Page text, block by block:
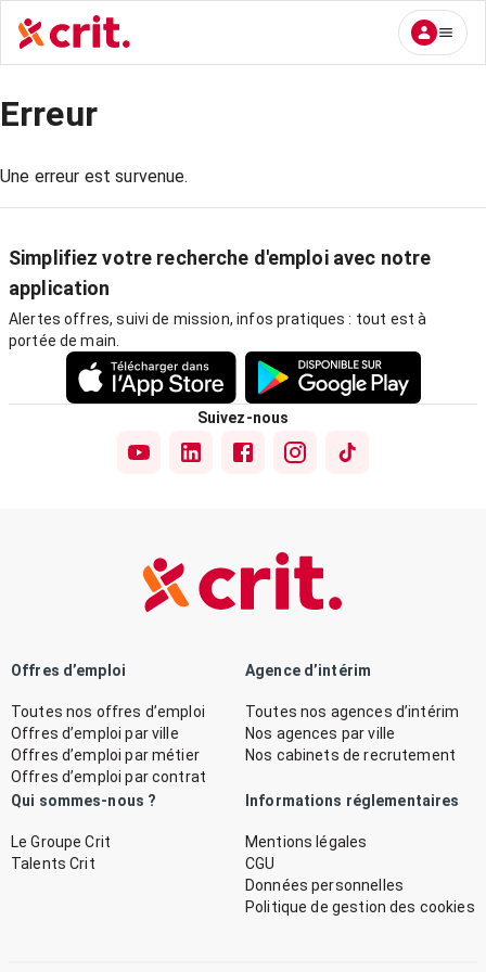
Erreur
Une erreur est survenue.
Simplifiez votre recherche d'emploi avec notre
application
Alertes offres, suivi de mission, infos pratiques : tout est à
portée de main.
Suivez-nous
Offres d’emploi
Toutes nos offres d’emploi
Offres d’emploi par ville
Offres d’emploi par métier
Offres d’emploi par contrat
Agence d’intérim
Toutes nos agences d’intérim
Nos agences par ville
Nos cabinets de recrutement
Qui sommes-nous ?
Le Groupe Crit
Talents Crit
Informations réglementaires
Mentions légales
CGU
Données personnelles
Politique de gestion des cookies